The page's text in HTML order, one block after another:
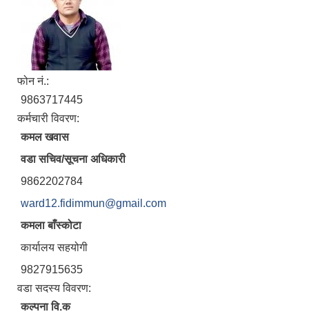
फोन नं.:
9863717445
कर्मचारी विवरण:
कमल खवास
वडा सचिव/सूचना अधिकारी
9862202784
ward12.fidimmun@gmail.com
कमला बाँस्कोटा
कार्यालय सहयोगी
9827915635
वडा सदस्य विवरण:
कल्पना वि.क